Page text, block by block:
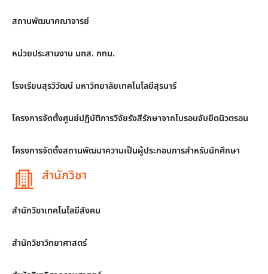
สถานพัฒนาคณาจารย์
หน่วยประสานงาน มทส. กทม.
โรงเรียนสุรวิวัฒน์ มหาวิทยาลัยเทคโนโลยีสุรนารี
โครงการจัดตั้งศูนย์ปฏิบัติการวิจัยรังสีรักษาจากโบรอนจับยึดนิวตรอน
โครงการจัดตั้งสถานพัฒนาความเป็นผู้ประกอบการสำหรับนักศึกษา
สำนักวิชา
สำนักวิชาเทคโนโลยีสังคม
สำนักวิชาวิทยาศาสตร์